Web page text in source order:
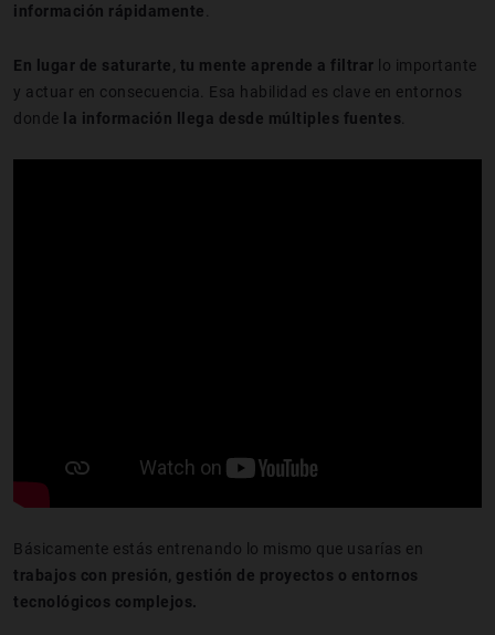
información rápidamente
En lugar de saturarte, tu mente aprende a filtrar lo importante
y actuar en consecuencia. Esa habilidad es clave en entornos
donde
la información llega desde múltiples fuentes
Básicamente estás entrenando lo mismo que usarías en
trabajos con presión, gestión de proyectos o entornos
tecnológicos complejos.